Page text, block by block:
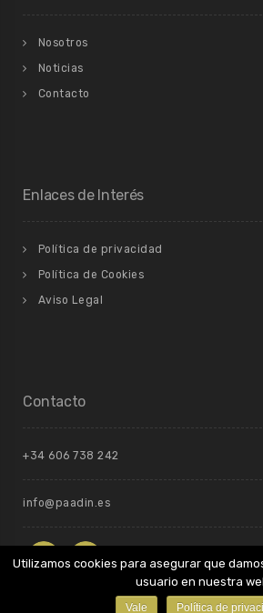
Nosotros
Noticias
Contacto
Enlaces de Interés
Política de privacidad
Política de Cookies
Aviso Legal
Contacto
+34 606 738 242
info@paadin.es
Utilizamos cookies para asegurar que
usuario en nuestra
Vale Política de